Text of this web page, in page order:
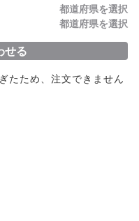
千葉県富津
東京湾水産
から獲れたてホンビノ
都道府県を選択
都道府県を選択
せる
たため、注文できません